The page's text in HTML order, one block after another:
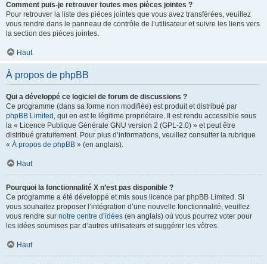
Comment puis-je retrouver toutes mes pièces jointes ?
Pour retrouver la liste des pièces jointes que vous avez transférées, veuillez
vous rendre dans le panneau de contrôle de l’utilisateur et suivre les liens vers
la section des pièces jointes.
Haut
À propos de phpBB
Qui a développé ce logiciel de forum de discussions ?
Ce programme (dans sa forme non modifiée) est produit et distribué par
phpBB Limited , qui en est le légitime propriétaire. Il est rendu accessible sous
la « Licence Publique Générale GNU version 2 (GPL-2.0) » et peut être
distribué gratuitement. Pour plus d’informations, veuillez consulter la rubrique
« À propos de phpBB » (en anglais).
Haut
Pourquoi la fonctionnalité X n’est pas disponible ?
Ce programme a été développé et mis sous licence par phpBB Limited. Si
vous souhaitez proposer l’intégration d’une nouvelle fonctionnalité, veuillez
vous rendre sur notre centre d’idées (en anglais) où vous pourrez voter pour
les idées soumises par d’autres utilisateurs et suggérer les vôtres.
Haut